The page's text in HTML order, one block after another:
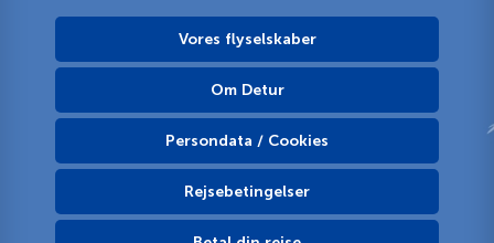
Vores flyselskaber
Om Detur
Persondata / Cookies
Rejsebetingelser